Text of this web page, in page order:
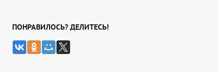
ПОНРАВИЛОСЬ? ДЕЛИТЕСЬ!